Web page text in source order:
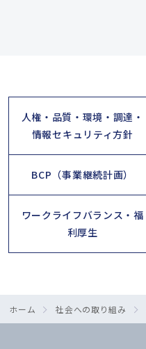
人権・品質・環境・調達・
情報セキュリティ方針
BCP（事業継続計画）
ワークライフバランス・福
利厚生
ホーム 社会への取り組み